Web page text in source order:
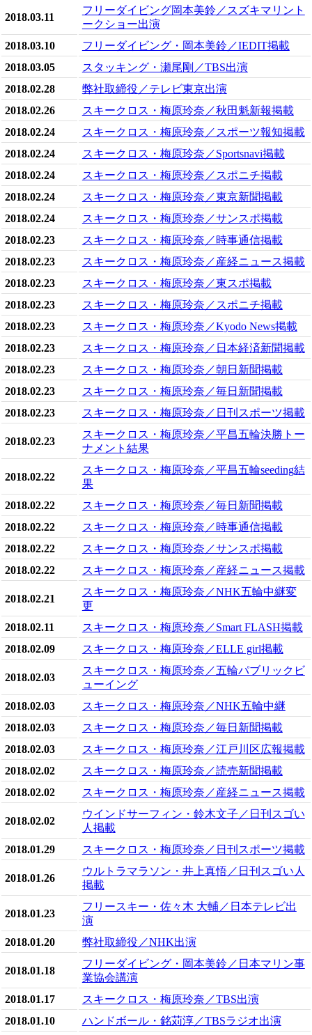
2018.03.11
フリーダイビング岡本美鈴／スズキマリント
ークショー出演
2018.03.10
フリーダイビング・岡本美鈴／IEDIT掲載
2018.03.05
スタッキング・瀬尾剛／TBS出演
2018.02.28
弊社取締役／テレビ東京出演
2018.02.26
スキークロス・梅原玲奈／秋田魁新報掲載
2018.02.24
スキークロス・梅原玲奈／スポーツ報知掲載
2018.02.24
スキークロス・梅原玲奈／Sportsnavi掲載
2018.02.24
スキークロス・梅原玲奈／スポニチ掲載
2018.02.24
スキークロス・梅原玲奈／東京新聞掲載
2018.02.24
スキークロス・梅原玲奈／サンスポ掲載
2018.02.23
スキークロス・梅原玲奈／時事通信掲載
2018.02.23
スキークロス・梅原玲奈／産経ニュース掲載
2018.02.23
スキークロス・梅原玲奈／東スポ掲載
2018.02.23
スキークロス・梅原玲奈／スポニチ掲載
2018.02.23
スキークロス・梅原玲奈／Kyodo News掲載
2018.02.23
スキークロス・梅原玲奈／日本経済新聞掲載
2018.02.23
スキークロス・梅原玲奈／朝日新聞掲載
2018.02.23
スキークロス・梅原玲奈／毎日新聞掲載
2018.02.23
スキークロス・梅原玲奈／日刊スポーツ掲載
2018.02.23
スキークロス・梅原玲奈／平昌五輪決勝トー
ナメント結果
2018.02.22
スキークロス・梅原玲奈／平昌五輪seeding結
果
2018.02.22
スキークロス・梅原玲奈／毎日新聞掲載
2018.02.22
スキークロス・梅原玲奈／時事通信掲載
2018.02.22
スキークロス・梅原玲奈／サンスポ掲載
2018.02.22
スキークロス・梅原玲奈／産経ニュース掲載
2018.02.21
スキークロス・梅原玲奈／NHK五輪中継変
更
2018.02.11
スキークロス・梅原玲奈／Smart FLASH掲載
2018.02.09
スキークロス・梅原玲奈／ELLE girl掲載
2018.02.03
スキークロス・梅原玲奈／五輪パブリックビ
ューイング
2018.02.03
スキークロス・梅原玲奈／NHK五輪中継
2018.02.03
スキークロス・梅原玲奈／毎日新聞掲載
2018.02.03
スキークロス・梅原玲奈／江戸川区広報掲載
2018.02.02
スキークロス・梅原玲奈／読売新聞掲載
2018.02.02
スキークロス・梅原玲奈／産経ニュース掲載
2018.02.02
ウインドサーフィン・鈴木文子／日刊スゴい
人掲載
2018.01.29
スキークロス・梅原玲奈／日刊スポーツ掲載
2018.01.26
ウルトラマラソン・井上真悟／日刊スゴい人
掲載
2018.01.23
フリースキー・佐々木 大輔／日本テレビ出
演
2018.01.20
弊社取締役／NHK出演
2018.01.18
フリーダイビング・岡本美鈴／日本マリン事
業協会講演
2018.01.17
スキークロス・梅原玲奈／TBS出演
2018.01.10
ハンドボール・銘苅淳／TBSラジオ出演